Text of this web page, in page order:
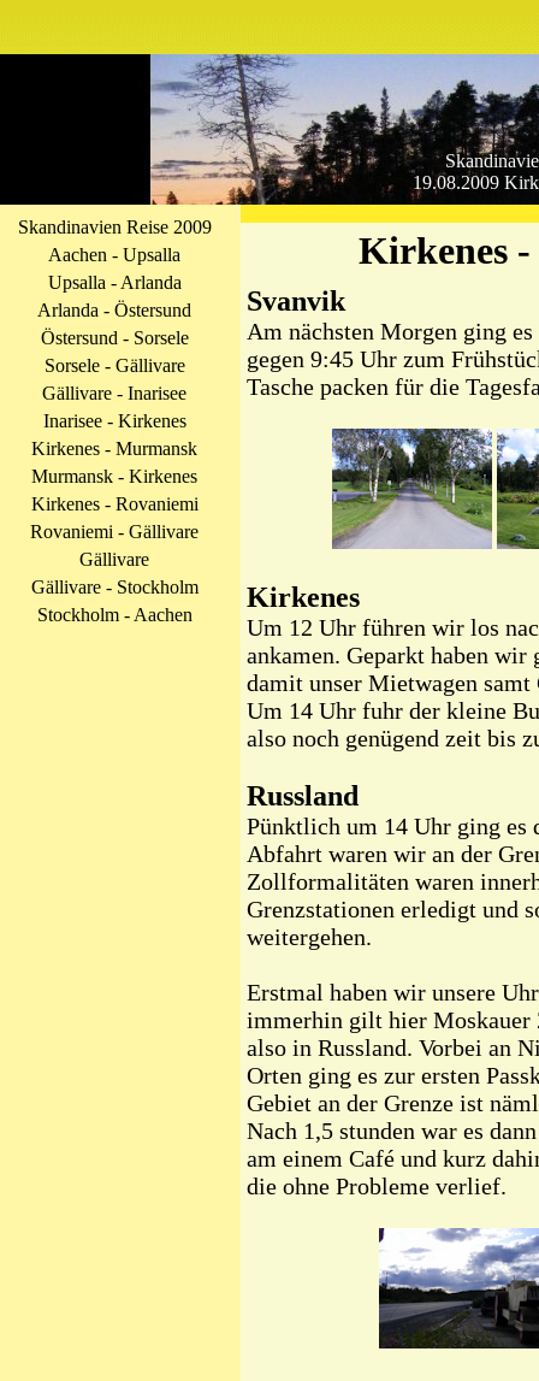
Skandinavien Reise 2009
Aachen - Upsalla
Upsalla - Arlanda
Arlanda - Östersund
Östersund - Sorsele
Sorsele - Gällivare
Gällivare - Inarisee
Inarisee - Kirkenes
Kirkenes - Murmansk
Murmansk - Kirkenes
Kirkenes - Rovaniemi
Rovaniemi - Gällivare
Gällivare
Gällivare - Stockholm
Stockholm - Aachen
19.08.2009
Kirkenes
Svanvik
Am nächsten Morgen ging
gegen 9:45 Uhr zum
Tasche packen für die
Kirkenes
Um 12 Uhr führen wir los
ankamen. Geparkt haben
damit unser Mietwagen
Um 14 Uhr fuhr der kleine
also noch genügend zeit bis
Russland
Pünktlich um 14 Uhr ging es
Abfahrt waren wir an der
Zollformalitäten waren
Grenzstationen erledigt und
weitergehen.
Erstmal haben wir unsere
immerhin gilt hier Moskauer
also in Russland. Vorbei an
Orten ging es zur ersten
Gebiet an der Grenze ist
Nach 1,5 stunden war es
am einem Café und kurz
die ohne Probleme verlief.